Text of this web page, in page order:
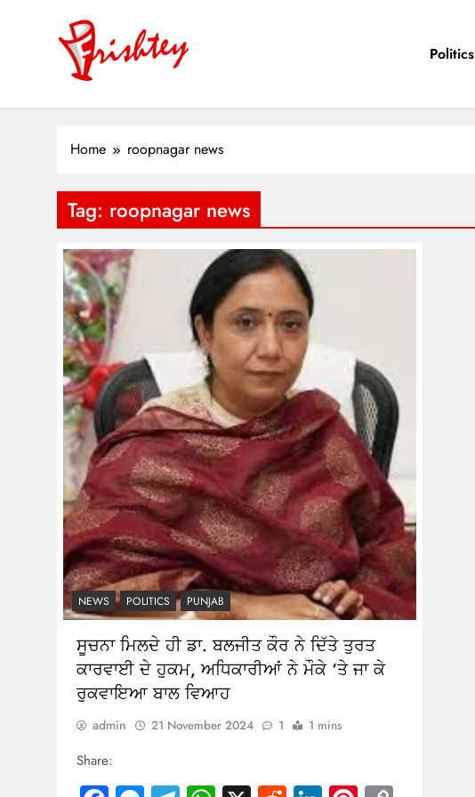
Your Window to the World
Politics
Home roopnagar news
Tag: roopnagar news
NEWS POLITICS PUNJAB
ਸੂਚਨਾ ਮਿਲਦੇ ਹੀ ਡਾ. ਬਲਜੀਤ ਕੌਰ ਨੇ ਦਿੱਤੇ ਤੁਰਤ
ਕਾਰਵਾਈ ਦੇ ਹੁਕਮ, ਅਧਿਕਾਰੀਆਂ ਨੇ ਮੌਕੇ ‘ਤੇ ਜਾ ਕੇ
ਰੁਕਵਾਇਆ ਬਾਲ ਵਿਆਹ
admin 21 November 2024 1 1 mins
Share: